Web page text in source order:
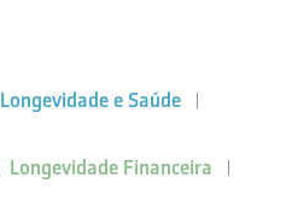
Longevidade e Saúde
Longevidade Financeira